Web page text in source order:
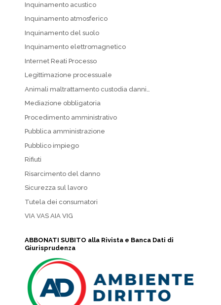
Inquinamento acustico
Inquinamento atmosferico
Inquinamento del suolo
Inquinamento elettromagnetico
Internet Reati Processo
Legittimazione processuale
Animali maltrattamento custodia danni…
Mediazione obbligatoria
Procedimento amministrativo
Pubblica amministrazione
Pubblico impiego
Rifiuti
Risarcimento del danno
Sicurezza sul lavoro
Tutela dei consumatori
VIA VAS AIA VIG
ABBONATI SUBITO alla Rivista e Banca Dati di
Giurisprudenza